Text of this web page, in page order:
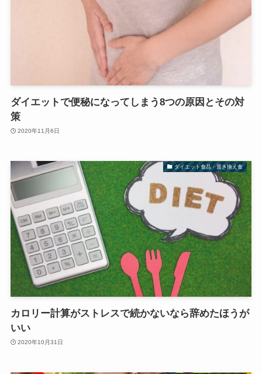
ダイエットで便秘になってしまう8つの原因とその対
策
2020年11月6日
ダイエット食品・置き換え食
カロリー計算がストレスで続かないなら辞めたほうが
いい
2020年10月31日